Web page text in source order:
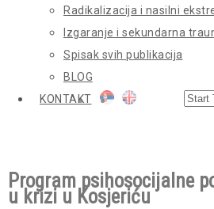
Radikalizacija i nasilni
Izgaranje i sekundarna
Spisak svih publikacija
BLOG
KONTAKT
Program psihosocijalne
u krizi u Kosjeriću